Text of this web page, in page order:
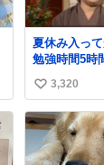
夏休み入っ
勉強時間5時
明後日京大オ
で今これ
い
い
ね
数
3,320